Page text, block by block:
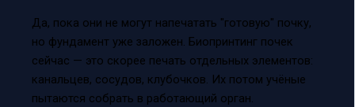
Да, пока они не могут напечатать "готовую" почку,
но фундамент уже заложен. Биопринтинг почек
сейчас — это скорее печать отдельных элементов:
канальцев, сосудов, клубочков. Их потом учёные
пытаются собрать в работающий орган.